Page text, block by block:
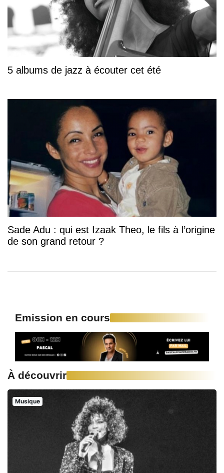
5 albums de jazz à écouter cet été
Sade Adu : qui est Izaak Theo, le fils à l’origine
de son grand retour ?
Emission en cours
À découvrir
Musique